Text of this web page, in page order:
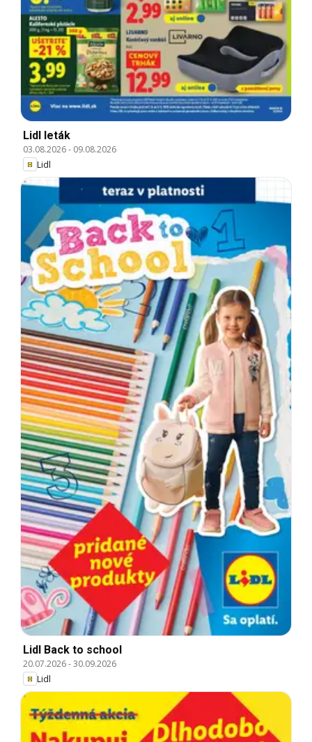
Lidl leták
03.08.2026- 09.08.2026
Lidl
Lidl Back to school
20.07.2026-30.09.2026
Lidl